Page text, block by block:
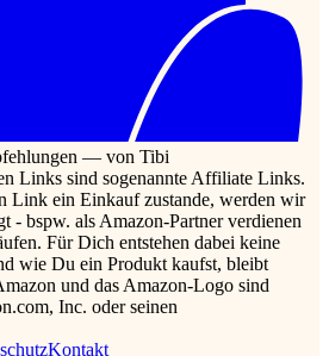
— von Tibi
Links sind sogenannte Affiliate Links.
Link ein Einkauf zustande, werden wir
- bspw. als Amazon-Partner verdienen
Für Dich entstehen dabei keine
wie Du ein Produkt kaufst, bleibt
und das Amazon-Logo sind
Inc. oder seinen
Kontakt